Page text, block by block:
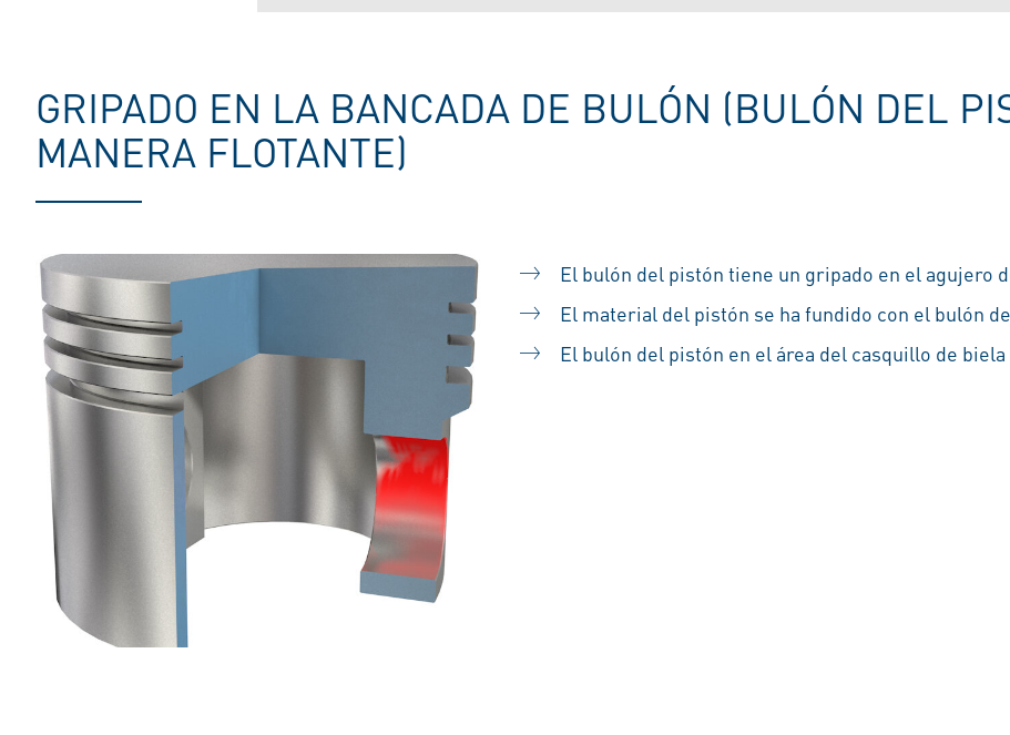
GRIPADO EN LA BANCADA DE BULÓN (BULÓN DEL
MANERA FLOTANTE)
El bulón del pistón tiene un gripado en el agujero
El material del pistón se ha fundido con el bulón
El bulón del pistón en el área del casquillo de